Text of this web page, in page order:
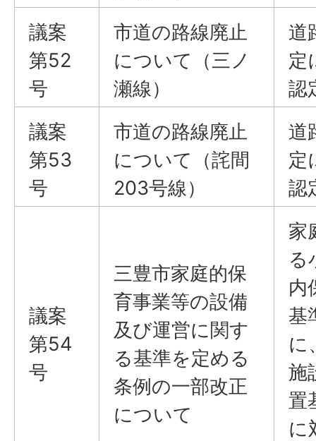
議案
第52
号
市道の路線廃止
について（三ノ
瀬線）
道
定
認
議案
第53
号
市道の路線廃止
について（詫間
203号線）
道
定
認
議案
第54
号
三豊市家庭的保
育事業等の設備
及び運営に関す
る基準を定める
条例の一部改正
について
家
る
内
基
に
施
置
に